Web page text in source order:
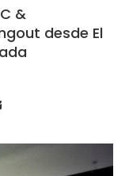
&
desde El